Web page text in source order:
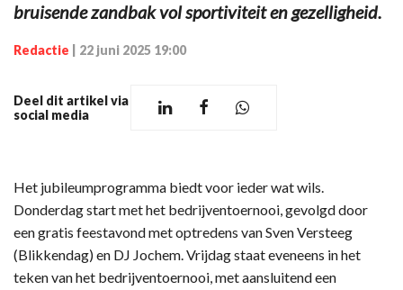
bruisende zandbak vol sportiviteit en gezelligheid.
Redactie 22 juni 2025 19:00
Deel dit artikel via
social media
Het jubileumprogramma biedt voor ieder wat wils.
Donderdag start met het bedrijventoernooi, gevolgd door
een gratis feestavond met optredens van Sven Versteeg
(Blikkendag) en DJ Jochem. Vrijdag staat eveneens in het
teken van het bedrijventoernooi, met aansluitend een